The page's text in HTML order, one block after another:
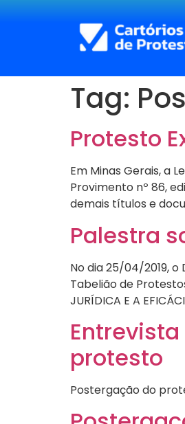
Tag:
Protesto
Em Minas Gerais, a
Provimento nº 86,
demais títulos e
Palestra
No dia 25/04/2019,
Tabelião de
JURÍDICA E A
protesto
Postergação do